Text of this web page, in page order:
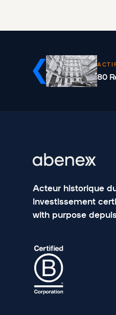
80
Acteur historique
investissement
with purpose